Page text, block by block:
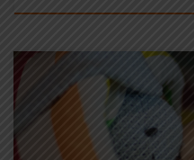
L’établissement de bonnes
pour la croissance,